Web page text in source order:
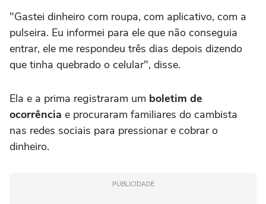
"Gastei dinheiro com roupa, com aplicativo, com a
pulseira. Eu informei para ele que não conseguia
entrar, ele me respondeu três dias depois dizendo
que tinha quebrado o celular", disse.
Ela e a prima registraram um boletim de
ocorrência e procuraram familiares do cambista
nas redes sociais para pressionar e cobrar o
dinheiro.
PUBLICIDADE